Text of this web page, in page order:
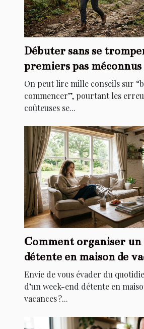
Débuter sans se
premiers pas
différence
On peut lire mille conseils sur
commencer”, pourtant les
coûteuses se...
Comment organiser
détente en maison de
Envie de vous évader du
d’un week-end détente en
vacances ?...